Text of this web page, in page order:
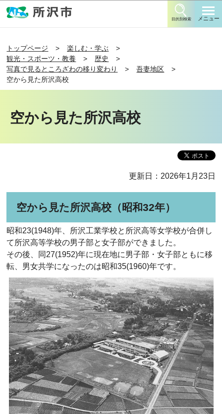
目的別検索 メニュー
トップページ
楽しむ・学ぶ
観光・スポーツ・教養
歴史
写真で見るところざわの移り変わり
吾妻地区
空から見た所沢高校
空から見た所沢高校
更新日：2026年1月23日
空から見た所沢高校（昭和32年）
昭和23(1948)年、所沢工業学校と所沢高等女学校が合併し
て所沢高等学校の男子部と女子部ができました。
その後、同27(1952)年に現在地に男子部・女子部ともに移
転、男女共学になったのは昭和35(1960)年です。